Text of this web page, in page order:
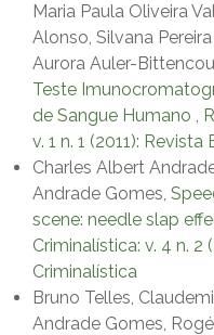
Maria Paula Oliveira
Alonso, Silvana
Aurora Auler-
Teste
de Sangue Humano ,
v. 1 n. 1 (2011):
Charles Albert
Andrade Gomes,
scene: needle slap
Criminalística: v. 4 n. 2
Criminalística
Bruno Telles,
Andrade Gomes,